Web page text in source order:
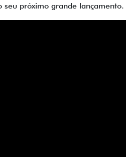
próximo grande lançamento.